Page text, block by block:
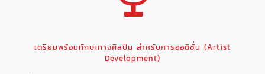
เตรียมพร้อมทักษะทางศิลปิน สำหรับการออดิชั่น (Artist
Development)